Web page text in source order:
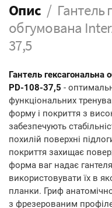
Опис
Гантель
обгумована
37,5
Гантель гексагональна
PD-108-37,5 -
функціональних
форму і покриття з
забезпечують
похилій поверхні
покриття захищає
форма ваг надає
використовувати їх в
планки. Гриф
з фрезерованим